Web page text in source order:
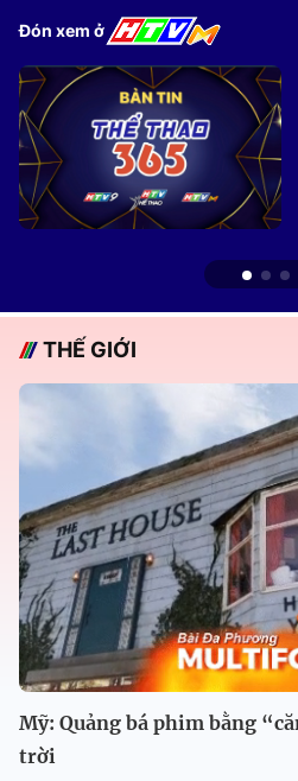
Đón xem ở
THẾ GIỚI
Mỹ: Quảng bá phim bằng
trời